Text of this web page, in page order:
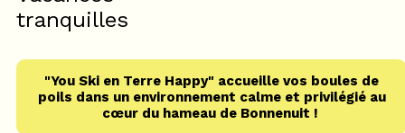
tranquilles
"You Ski en Terre Happy" accueille vos boules de
poils dans un environnement calme et privilégié au
cœur du hameau de Bonnenuit !